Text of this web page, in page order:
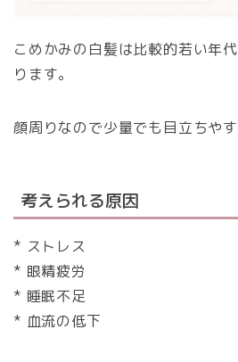
こめかみの白髪は比較的若い年
ります。
顔周りなので少量でも目立ちやす
考えられる原因
* ストレス
* 眼精疲労
* 睡眠不足
* 血流の低下